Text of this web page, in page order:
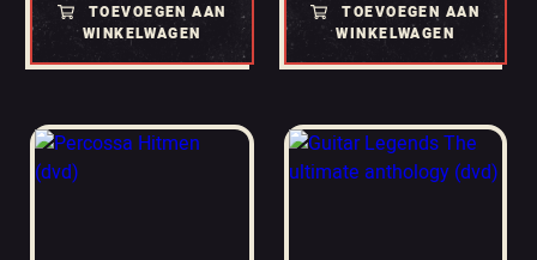
TOEVOEGEN AAN
WINKELWAGEN
TOEVOEGEN AAN
WINKELWAGEN